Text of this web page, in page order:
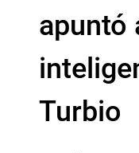
apuntó
Turbio